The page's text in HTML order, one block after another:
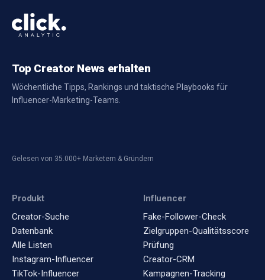
Top Creator News erhalten
Wöchentliche Tipps, Rankings und taktische Playbooks für
Influencer-Marketing-Teams.
Gelesen von 35.000+ Marketern & Gründern
Produkt
Creator-Suche
Datenbank
Alle Listen
Instagram-Influencer
TikTok-Influencer
Influencer
Fake-Follower-Check
Zielgruppen-Qualitätsscore
Prüfung
Creator-CRM
Kampagnen-Tracking